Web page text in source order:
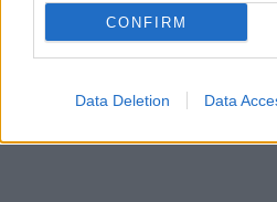
CONFIRM
Data Deletion Data